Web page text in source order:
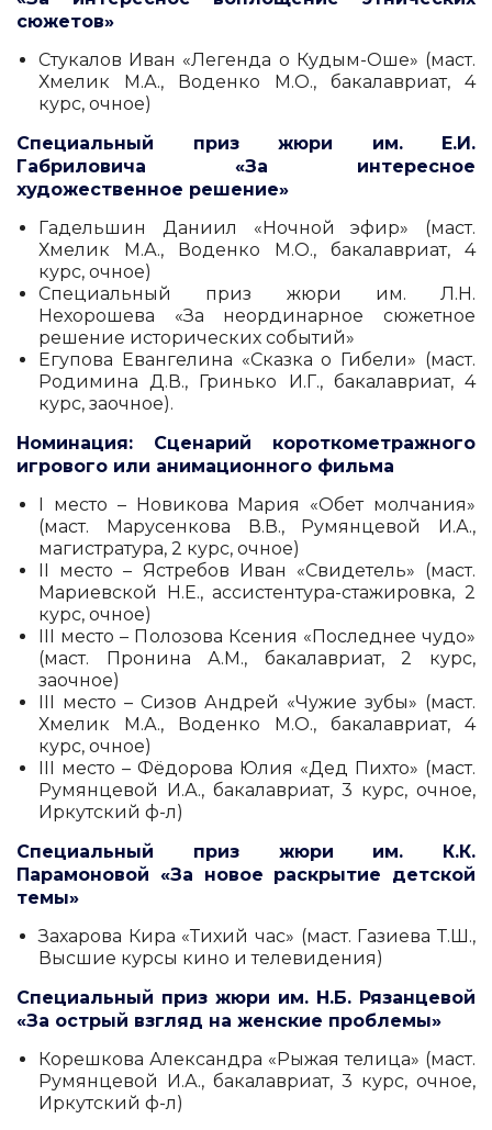
сюжетов»
Стукалов Иван «Легенда о Кудым-Оше» (маст.
Хмелик М.А., Воденко М.О., бакалавриат, 4
курс, очное)
Специальный приз жюри им. Е.И.
Габриловича «За интересное
художественное решение»
Гадельшин Даниил «Ночной эфир» (маст.
Хмелик М.А., Воденко М.О., бакалавриат, 4
курс, очное)
Специальный приз жюри им. Л.Н.
Нехорошева «За неординарное сюжетное
решение исторических событий»
Егупова Евангелина «Сказка о Гибели» (маст.
Родимина Д.В., Гринько И.Г., бакалавриат, 4
курс, заочное).
Номинация: Сценарий короткометражного
игрового или анимационного фильма
I место – Новикова Мария «Обет молчания»
(маст. Марусенкова В.В., Румянцевой И.А.,
магистратура, 2 курс, очное)
II место – Ястребов Иван «Свидетель» (маст.
Мариевской Н.Е., ассистентура-стажировка, 2
курс, очное)
III место – Полозова Ксения «Последнее чудо»
(маст. Пронина А.М., бакалавриат, 2 курс,
заочное)
III место – Сизов Андрей «Чужие зубы» (маст.
Хмелик М.А., Воденко М.О., бакалавриат, 4
курс, очное)
III место – Фёдорова Юлия «Дед Пихто» (маст.
Румянцевой И.А., бакалавриат, 3 курс, очное,
Иркутский ф-л)
Специальный приз жюри им. К.К.
Парамоновой «За новое раскрытие детской
темы»
Захарова Кира «Тихий час» (маст. Газиева Т.Ш.,
Высшие курсы кино и телевидения)
Специальный приз жюри им. Н.Б. Рязанцевой
«За острый взгляд на женские проблемы»
Корешкова Александра «Рыжая телица» (маст.
Румянцевой И.А., бакалавриат, 3 курс, очное,
Иркутский ф-л)